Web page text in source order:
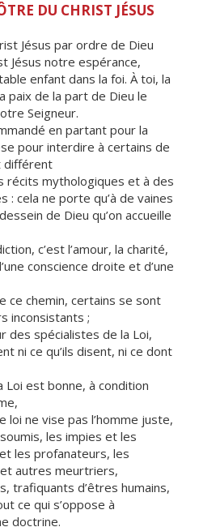
DU CHRIST JÉSUS
Jésus par ordre de Dieu
Jésus notre espérance,
enfant dans la foi. À toi, la
paix de la part de Dieu le
Seigneur.
en partant pour la
pour interdire à certains de
différent
récits mythologiques et à des
: cela ne porte qu’à de vaines
de Dieu qu’on accueille
c’est l’amour, la charité,
conscience droite et d’une
ce chemin, certains se sont
inconsistants ;
des spécialistes de la Loi,
ni ce qu’ils disent, ni ce dont
Loi est bonne, à condition
loi ne vise pas l’homme juste,
les impies et les
les profanateurs, les
autres meurtriers,
trafiquants d’êtres humains,
ce qui s’oppose à
doctrine.